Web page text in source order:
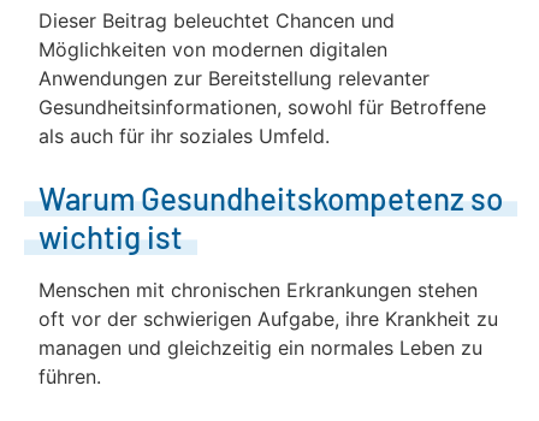
Dieser Beitrag beleuchtet Chancen und
Möglichkeiten von modernen digitalen
Anwendungen zur Bereitstellung relevanter
Gesundheitsinformationen, sowohl für Betroffene
als auch für ihr soziales Umfeld.
Warum Gesundheitskompetenz so
wichtig ist
Menschen mit chronischen Erkrankungen stehen
oft vor der schwierigen Aufgabe, ihre Krankheit zu
managen und gleichzeitig ein normales Leben zu
führen.